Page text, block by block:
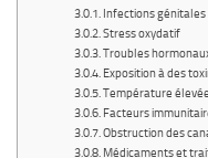
Infections génitales
Stress oxydatif
Troubles
Exposition à des
Température
Facteurs
Obstruction des
Médicaments et